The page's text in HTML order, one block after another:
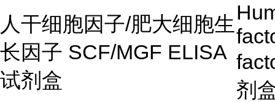
人干细胞因子/肥大细胞生
长因子 SCF/MGF ELISA
试剂盒
剂